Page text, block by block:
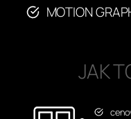
MOTION
JAK